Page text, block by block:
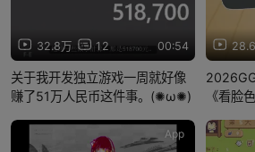
32.8万 12 00:54
关于我开发独立游戏一周就好像
赚了51万人民币这件事。(✺ω✺)
《看脸色
App